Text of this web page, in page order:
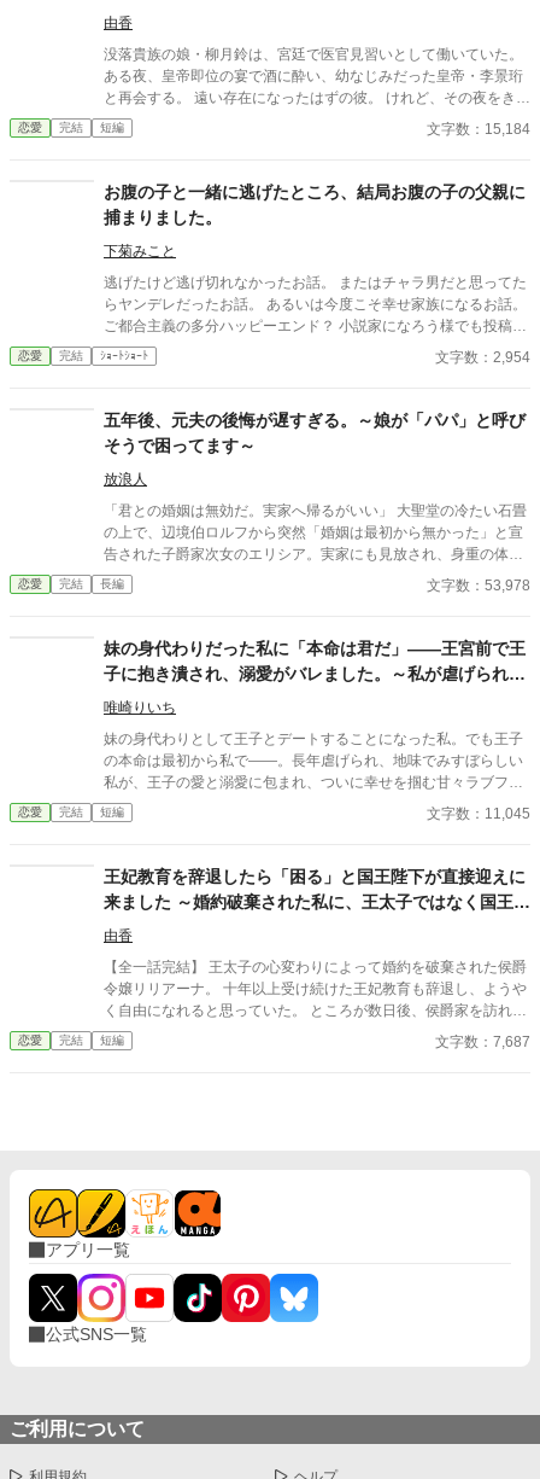
由香
没落貴族の娘・柳月鈴は、宮廷で医官見習いとして働いていた。
ある夜、皇帝即位の宴で酒に酔い、幼なじみだった皇帝・李景珩
と再会する。 遠い存在になったはずの彼。 けれど、その夜をきっ
かけに月鈴の運命は大きく動き出す。 冷酷と恐れられる皇帝が、
なぜか彼女だけには甘すぎて――。
恋愛 完結 短編 文字数：15,184
お腹の子と一緒に逃げたところ、結局お腹の子の父親に
捕まりました。
下菊みこと
逃げたけど逃げ切れなかったお話。 またはチャラ男だと思ってた
らヤンデレだったお話。 あるいは今度こそ幸せ家族になるお話。
ご都合主義の多分ハッピーエンド？ 小説家になろう様でも投稿し
ています。
恋愛 完結 ｼｮｰﾄｼｮｰﾄ 文字数：2,954
五年後、元夫の後悔が遅すぎる。～娘が「パパ」と呼び
そうで困ってます～
放浪人
「君との婚姻は無効だ。実家へ帰るがいい」 大聖堂の冷たい石畳
の上で、辺境伯ロルフから突然「婚姻は最初から無かった」と宣
告された子爵家次女のエリシア。実家にも見放され、身重の体で
王都の旧市街へ追放された彼女は、絶望のどん底で愛娘クララを
出産する。 生き抜くために針と糸を握ったエリシアは、持ち前の
として立ち上がる。施しではなく「仕事」として正当な対価を払
い、決して土足で踏み込んでこない救恤院の監督官リュシアンの
温かい優しさに触れエリシアは少しずつ人間らしい心と笑顔を取
り戻していった。 しかし五年後。辺境を襲った疫病を救うための
緊急要請を通じ、エリシアは冷酷だった元夫ロルフと再会してし
まう。しかも隣にいる娘の青い瞳は彼と瓜二つだった。 「すまな
い。私は父としての責任を果たす」 かつての合理主義の塊だった
元夫は、自らの過ちを深く悔い、家の権益を捨ててでも母子を守
る「強固な盾」になろうとする。娘のクララもまた、危機から救
された関係が元に戻ることは絶対にない。エリシアが真の伴侶と
して選ぶのは、凍えた心を溶かし、温かい日常を共に歩んでくれ
性が母として力強く成長し誰にも脅かされることのない「本物の
家族」と「静かで確かな幸福」を自分の手で選び取るまでの物
語。
恋愛 完結 長編 文字数：53,978
妹の身代わりだった私に「本命は君だ」――王宮前で王
子に抱き潰され、溺愛がバレました。～私が虐げられる
きっかけになった少年が、私と王子を結び付
唯崎りいち
妹の身代わりとして王子とデートすることになった私。でも王子
の本命は最初から私で――。長年虐げられ、地味でみすぼらしい
私が、王子の愛と溺愛に包まれ、ついに幸せを掴む甘々ラブファ
ンタジー。妹や家族との誤解、影武者の存在も絡み、ハラハラと
胸キュンが止まらない物語。
恋愛 完結 短編 文字数：11,045
王妃教育を辞退したら「困る」と国王陛下が直接迎えに
来ました ～婚約破棄された私に、王太子ではなく国王陛
下が求婚してきます〜
由香
【全一話完結】 王太子の心変わりによって婚約を破棄された侯爵
令嬢リリアーナ。 十年以上受け続けた王妃教育も辞退し、ようや
く自由になれると思っていた。 ところが数日後、侯爵家を訪れた
のは国王陛下本人。 「王妃教育を辞退されると困る。私の妃にな
ってほしい」 努力を踏みにじった王太子はすべてを失い、選ばれ
恋愛 完結 短編 文字数：7,687
アプリ一覧
公式SNS一覧
ご利用について